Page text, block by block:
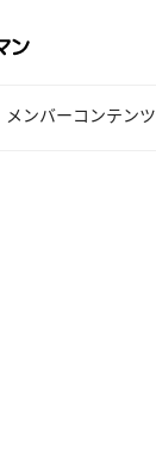
メンバーコンテンツ